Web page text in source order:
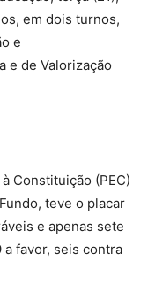
em dois turnos,
e
e de Valorização
Constituição (PEC)
teve o placar
e apenas sete
favor, seis contra